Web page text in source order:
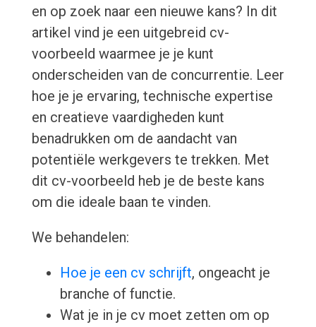
en op zoek naar een nieuwe kans? In dit
artikel vind je een uitgebreid cv-
voorbeeld waarmee je je kunt
onderscheiden van de concurrentie. Leer
hoe je je ervaring, technische expertise
en creatieve vaardigheden kunt
benadrukken om de aandacht van
potentiële werkgevers te trekken. Met
dit cv-voorbeeld heb je de beste kans
om die ideale baan te vinden.
We behandelen:
Hoe je een cv schrijft, ongeacht je
branche of functie.
Wat je in je cv moet zetten om op